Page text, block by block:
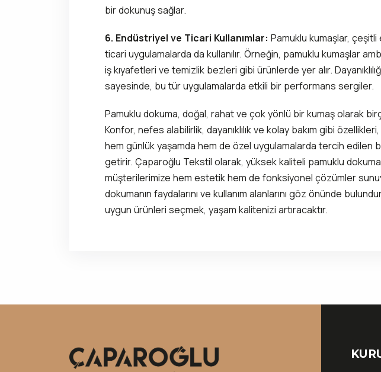
bir dokunuş sağlar.
6. Endüstriyel ve Ticari Kullanımlar: Pamuklu kumaşlar,
ticari uygulamalarda da kullanılır. Örneğin, pamuklu kumaşlar
iş kıyafetleri ve temizlik bezleri gibi ürünlerde yer alır.
sayesinde, bu tür uygulamalarda etkili bir performans sergiler.
Pamuklu dokuma, doğal, rahat ve çok yönlü bir kumaş olarak
Konfor, nefes alabilirlik, dayanıklılık ve kolay bakım gibi
hem günlük yaşamda hem de özel uygulamalarda tercih edilen
getirir. Çaparoğlu Tekstil olarak, yüksek kaliteli pamuklu
müşterilerimize hem estetik hem de fonksiyonel çözümler
dokumanın faydalarını ve kullanım alanlarını göz önünde
uygun ürünleri seçmek, yaşam kalitenizi artıracaktır.